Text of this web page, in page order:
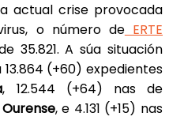
actual crise provocada
o número deERTE
35.821. A súa situación
(+60) expedientes
, 12.544 (+64) nas de
Ourense, e 4.131 (+15) nas